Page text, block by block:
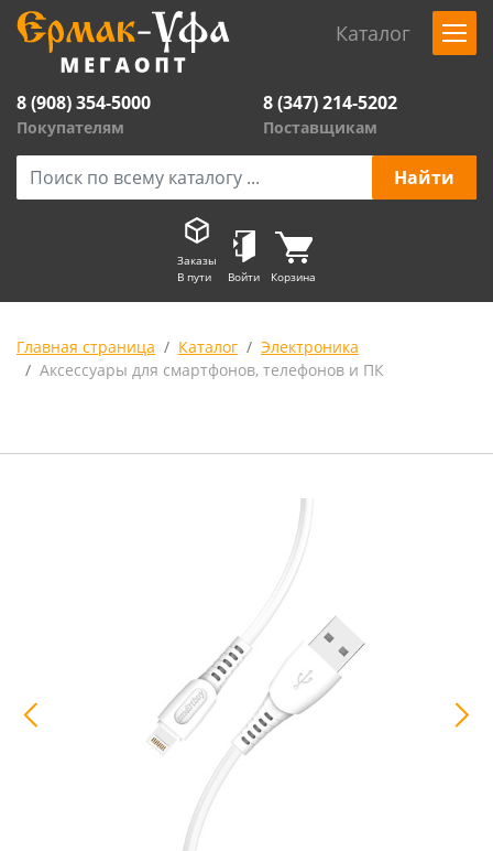
Каталог
8 (908) 354-5000
Покупателям
8 (347) 214-5202
Поставщикам
Заказы
В пути
Войти Корзина
Главная страница Каталог
Электроника
Аксессуары для смартфонов, телефонов и ПК